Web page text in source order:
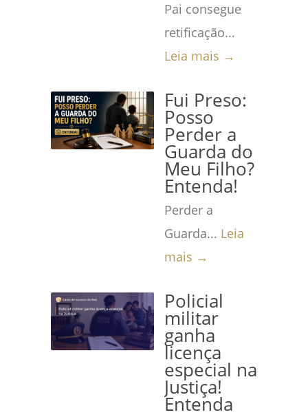
Pai consegue
retificação...
Leia mais →
Fui Preso:
Posso
Perder a
Guarda do
Meu Filho?
Entenda!
Perder a
Guarda... Leia
mais →
Policial
militar
ganha
licença
especial na
Justiça!
Entenda